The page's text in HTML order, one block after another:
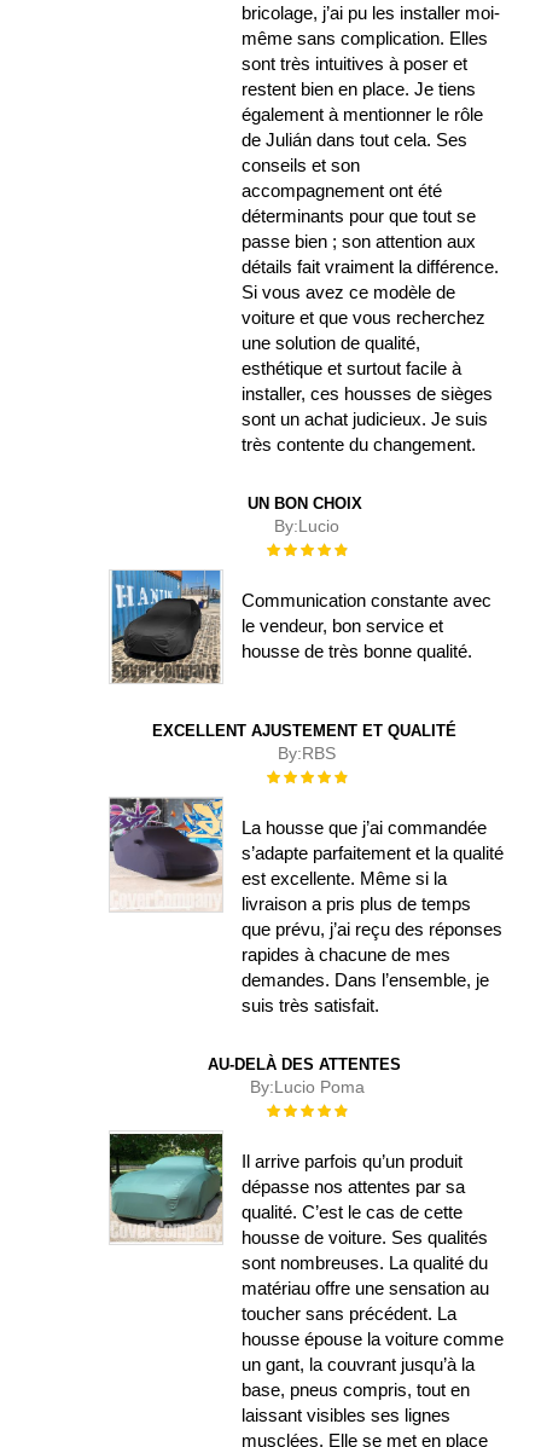
bricolage, j’ai pu les installer moi-
même sans complication. Elles
sont très intuitives à poser et
restent bien en place. Je tiens
également à mentionner le rôle
de Julián dans tout cela. Ses
conseils et son
accompagnement ont été
déterminants pour que tout se
passe bien ; son attention aux
détails fait vraiment la différence.
Si vous avez ce modèle de
voiture et que vous recherchez
une solution de qualité,
esthétique et surtout facile à
installer, ces housses de sièges
sont un achat judicieux. Je suis
très contente du changement.
UN BON CHOIX
By:Lucio
Évaluation :
Communication constante avec
le vendeur, bon service et
housse de très bonne qualité.
EXCELLENT AJUSTEMENT ET QUALITÉ
By:RBS
Évaluation :
La housse que j’ai commandée
s’adapte parfaitement et la qualité
est excellente. Même si la
livraison a pris plus de temps
que prévu, j’ai reçu des réponses
rapides à chacune de mes
demandes. Dans l’ensemble, je
suis très satisfait.
AU-DELÀ DES ATTENTES
By:Lucio Poma
Évaluation :
Il arrive parfois qu’un produit
dépasse nos attentes par sa
qualité. C’est le cas de cette
housse de voiture. Ses qualités
sont nombreuses. La qualité du
matériau offre une sensation au
toucher sans précédent. La
housse épouse la voiture comme
un gant, la couvrant jusqu’à la
base, pneus compris, tout en
laissant visibles ses lignes
musclées. Elle se met en place